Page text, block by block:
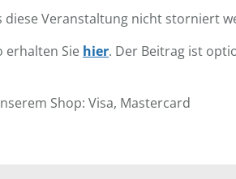
diese Veranstaltung nicht storniert
erhalten Sie hier. Der Beitrag ist
Shop: Visa, Mastercard